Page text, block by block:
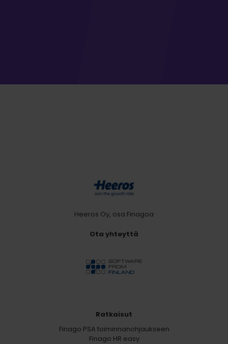
Heeros Oy, osa Finagoa
Ota yhteyttä
Ratkaisut
Finago PSA toiminnanohjaukseen
Finago HR easy